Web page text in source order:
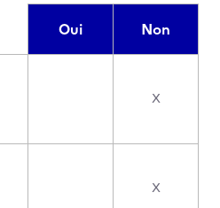
Oui Non
X
X